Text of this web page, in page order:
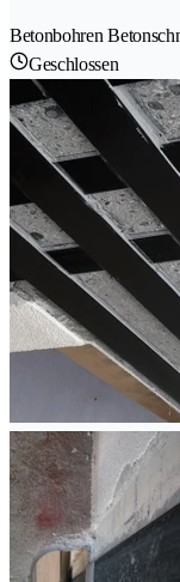
Betonbohren
Geschlossen